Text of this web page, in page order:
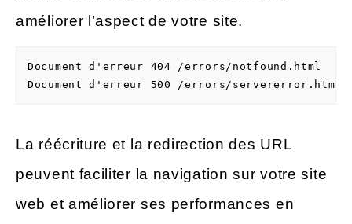
améliorer l’aspect de votre site.
Document d'erreur 404 /errors/notfound.html
Document d'erreur 500 /errors/servererror.html
La réécriture et la redirection des URL
peuvent faciliter la navigation sur votre site
web et améliorer ses performances en